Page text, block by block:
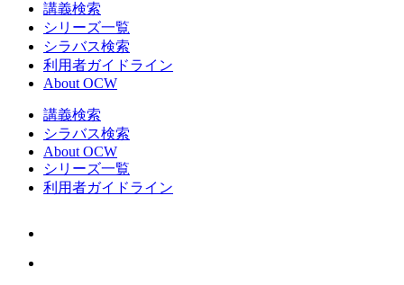
講義検索
シリーズ一覧
シラバス検索
利用者ガイドライン
About OCW
講義検索
シラバス検索
About OCW
シリーズ一覧
利用者ガイドライン